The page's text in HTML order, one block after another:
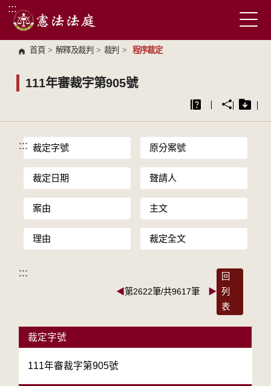
跳到主要內容區塊
:::
首頁 > 解釋及裁判 > 裁判 > 程序裁定
111年審裁字第905號
::: 裁定字號 原分案號
裁定日期 聲請人
案由 主文
理由 裁定全文
:::
◀第2622筆/共9617筆 ▶
回
列
表
裁定字號
111年審裁字第905號